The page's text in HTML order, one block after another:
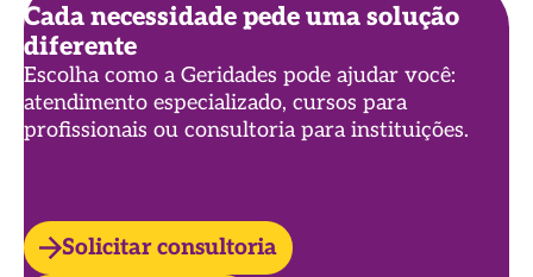
Cada necessidade pede uma solução
diferente
Escolha como a Geridades pode ajudar você:
atendimento especializado, cursos para
profissionais ou consultoria para instituições.
Solicitar consultoria